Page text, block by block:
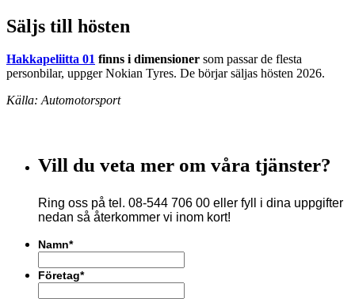
Säljs till hösten
Hakkapeliitta 01 finns i dimensioner som passar de flesta
personbilar, uppger Nokian Tyres. De börjar säljas hösten 2026.
Källa: Automotorsport
Vill du veta mer om våra tjänster?
Ring oss på tel. 08-544 706 00 eller fyll i dina uppgifter
nedan så återkommer vi inom kort!
Namn*
Företag*